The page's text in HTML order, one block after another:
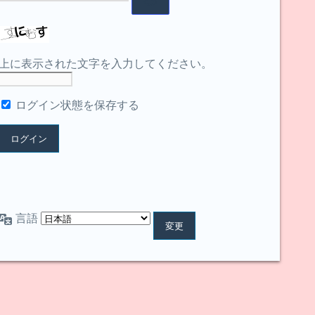
に表示された文字を入力してください。
ログイン状態を保存する
言語